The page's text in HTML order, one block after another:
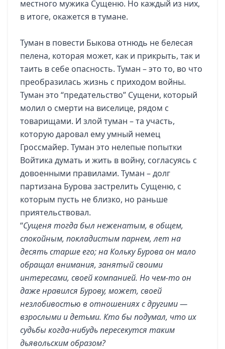
местного мужика Сущеню. Но каждый из них,
в итоге, окажется в тумане.
Туман в повести Быкова отнюдь не белесая
пелена, которая может, как и прикрыть, так и
таить в себе опасность. Туман – это то, во что
преобразилась жизнь с приходом войны.
Туман это “предательство” Сущени, который
молил о смерти на виселице, рядом с
товарищами. И злой туман – та участь,
которую даровал ему умный немец
Гроссмайер. Туман это нелепые попытки
Войтика думать и жить в войну, согласуясь с
довоенными правилами. Туман – долг
партизана Бурова застрелить Сущеню, с
которым пусть не близко, но раньше
приятельствовал.
“Сущеня тогда был неженатым, в общем,
спокойным, покладистым парнем, лет на
десять старше его; на Кольку Бурова он мало
обращал внимания, занятый своими
интересами, своей компанией. Но чем-то он
даже нравился Бурову, может, своей
незлобивостью в отношениях с другими —
взрослыми и детьми. Кто бы подумал, что их
судьбы когда-нибудь пересекутся таким
дьявольским образом?